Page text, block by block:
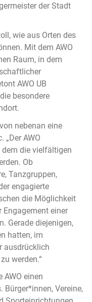
der Stadt
wie aus Orten des
Mit dem AWO
Raum, in dem
AWO UB
besondere
nebenan eine
„Der AWO
die vielfältigen
Ob
Tanzgruppen,
engagierte
die Möglichkeit
Engagement einer
Gerade diejenigen,
hatten, im
ausdrücklich
werden.“
AWO einen
Vereine,